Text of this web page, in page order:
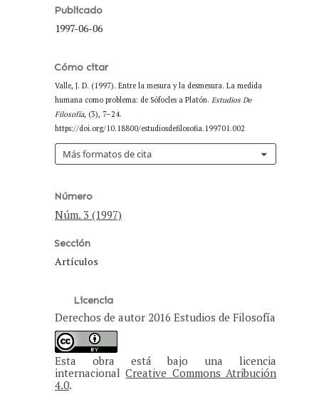
Publicado
1997-06-06
Cómo citar
Valle, J. D. (1997). Entre la mesura y la desmesura. La medida
humana como problema: de Sófocles a Platón. Estudios De
Filosofía, (3), 7–24.
https://doi.org/10.18800/estudiosdefilosofia.199701.002
Más formatos de cita
Número
Núm. 3 (1997)
Sección
Artículos
Licencia
Derechos de autor 2016 Estudios de Filosofía
Esta obra está bajo una licencia
internacionalCreative Commons Atribución
4.0.